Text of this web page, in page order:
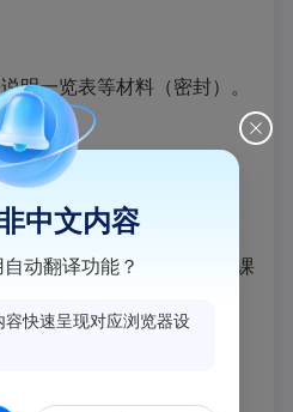
明一览表等材料（密封）。
式
会保障厅文件规定的公需课
中文内容
动翻译功能？
快速呈现对应浏览器设